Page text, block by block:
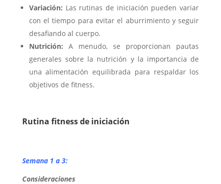
Variación: Las rutinas de iniciación pueden variar
con el tiempo para evitar el aburrimiento y seguir
desafiando al cuerpo.
Nutrición: A menudo, se proporcionan pautas
generales sobre la nutrición y la importancia de
una alimentación equilibrada para respaldar los
objetivos de fitness.
Rutina fitness de iniciación
Semana 1 a 3:
Consideraciones